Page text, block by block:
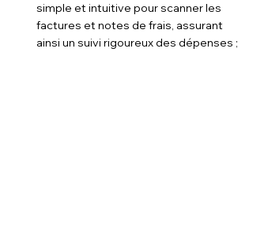
simple et intuitive pour scanner les
factures et notes de frais, assurant
ainsi un suivi rigoureux des dépenses ;